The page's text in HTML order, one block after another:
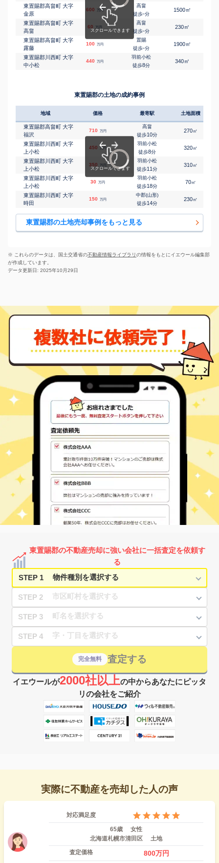
東置賜郡高畠町 大字
金原
600 万円
高畠
徒歩-分
1500㎡
東置賜郡高畠町 大字
高畠
60 万円
高畠
徒歩-分
230㎡
東置賜郡高畠町 大字
露藤
100 万円
置賜
徒歩-分
1900㎡
東置賜郡川西町 大字
中小松
440 万円
羽前小松
徒歩8分
340㎡
東置賜郡の土地の成約事例
地域 価格 最寄駅 土地面積
東置賜郡高畠町 大字
福沢
710 万円
高畠
徒歩10分
270㎡
東置賜郡川西町 大字
上小松
450 万円
羽前小松
徒歩8分
320㎡
東置賜郡川西町 大字
上小松
350 万円
羽前小松
徒歩11分
310㎡
東置賜郡川西町 大字
上小松
30 万円
羽前小松
徒歩18分
70㎡
東置賜郡川西町 大字
時田
150 万円
中郡(山形)
徒歩14分
230㎡
東置賜郡の土地売却事例をもっと見る
※ これらのデータは、国土交通省の不動産情報ライブラリの情報をもとにイエウール編集部
が作成しています。
データ更新日: 2025年10月29日
東置賜郡の不動産売却に強い会社に一括査定を依頼す
る
STEP 1
STEP 2
STEP 3
STEP 4
完全無料 査定する
イエウールが2000社以上の中からあなたにピッタ
リの会社をご紹介
実際に不動産を売却した人の声
対応満足度
65歳
女性
北海道札幌市清田区
土地
査定価格
800万円